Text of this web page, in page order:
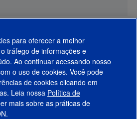
para oferecer a melhor
tráfego de informações e
Ao continuar acessando nosso
o uso de cookies. Você pode
de cookies clicando em
Leia nossa Política de
mais sobre as práticas de